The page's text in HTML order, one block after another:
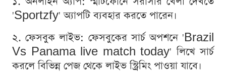
'Sportzfy' অ্যাপটি ব্যবহার করতে পারেন।
২. ফেসবুক লাইভ: ফেসবুকের সার্চ অপশনে 'Brazil
Vs Panama live match today' লিখে সার্চ
করলে বিভিন্ন পেজ থেকে লাইভ স্ট্রিমিং পাওয়া যাবে।